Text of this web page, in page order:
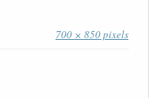
700 × 850 pixels